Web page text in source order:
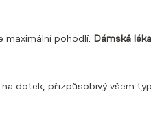
maximální pohodlí. Dámská
dotek, přizpůsobivý všem